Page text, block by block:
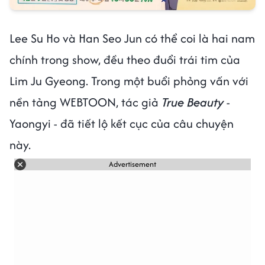
Lee Su Ho và Han Seo Jun có thể coi là hai nam
chính trong show, đều theo đuổi trái tim của
Lim Ju Gyeong. Trong một buổi phỏng vấn với
nền tảng WEBTOON, tác giả True Beauty-
Yaongyi - đã tiết lộ kết cục của câu chuyện
này.
Advertisement